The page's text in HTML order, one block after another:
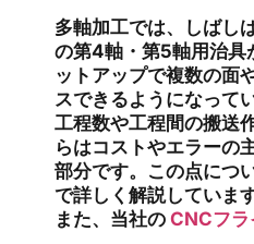
多軸加工では、しばし
の第4軸・第5軸用治具
ットアップで複数の面
スできるようになって
工程数や工程間の搬送
らはコストやエラーの
部分です。この点につ
で詳しく解説しています
また、当社の CNCフラ